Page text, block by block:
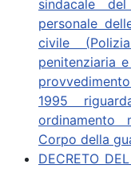
sindacale
personale
civile
penitenziaria
1995
ordinamento
Corpo della
DECRETO